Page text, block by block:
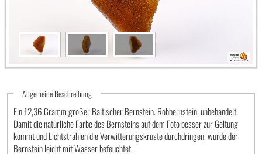
Allgemeine Beschreibung
Ein 12,36 Gramm großer Baltischer Bernstein. Rohbernstein, unbehandelt.
Damit die natürliche Farbe des Bernsteins auf dem Foto besser zur Geltung
kommt und Lichtstrahlen die Verwitterungskruste durchdringen, wurde der
Bernstein leicht mit Wasser befeuchtet.